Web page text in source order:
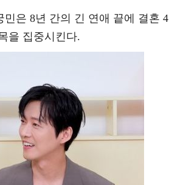
민은 8년 간의 긴 연애 끝에 결혼 4
을 집중시킨다.